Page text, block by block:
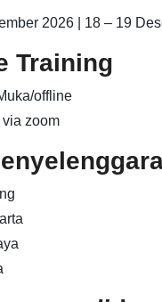
2026 | 18 – 19
Training
offline
zoom